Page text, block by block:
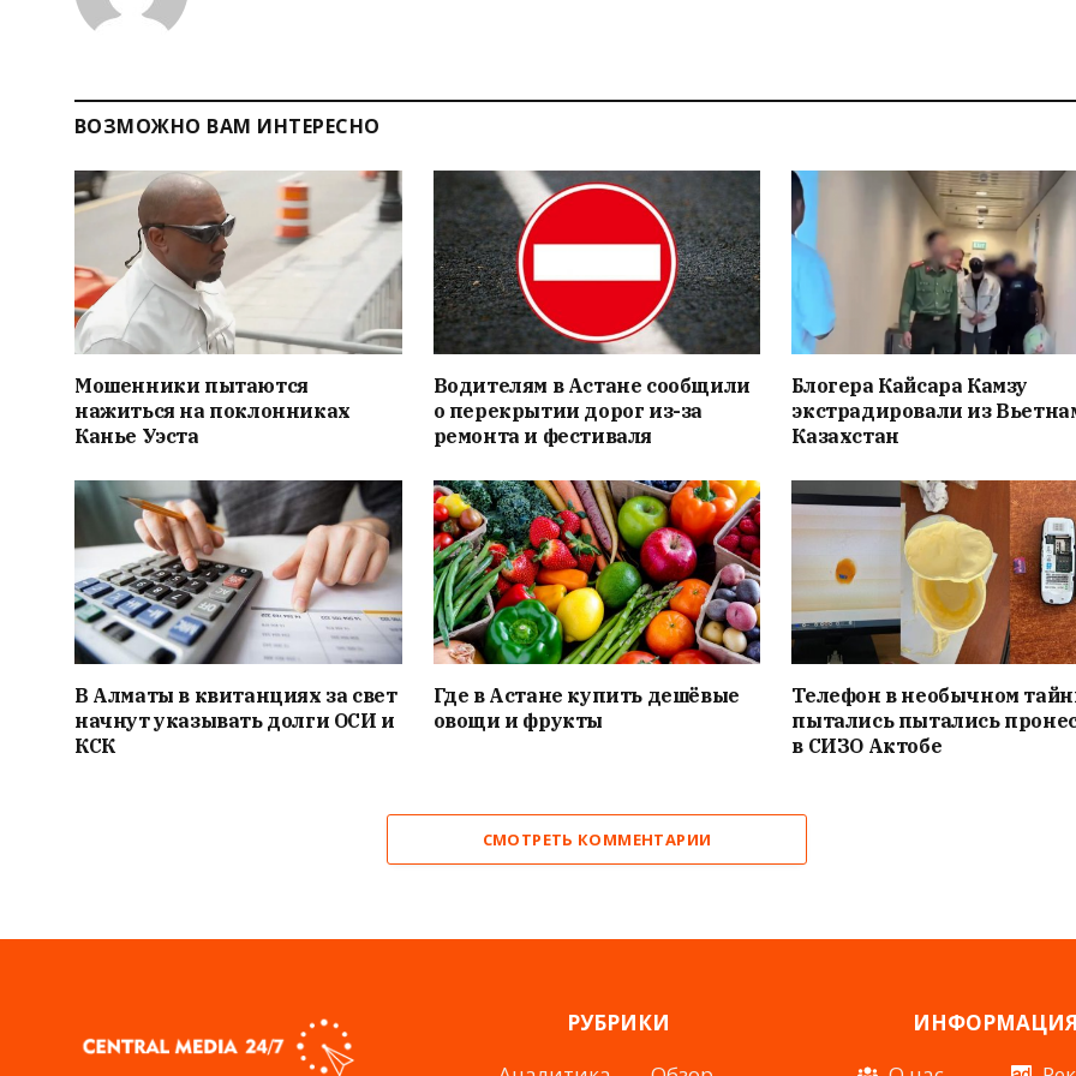
ВОЗМОЖНО ВАМ ИНТЕРЕСНО
Мошенники пытаются
нажиться на поклонниках
Канье Уэста
Водителям в Астане сообщили
о перекрытии дорог из-за
ремонта и фестиваля
Блогера Кайсара Камзу
экстрадировали из
Казахстан
В Алматы в квитанциях за свет
начнут указывать долги ОСИ и
КСК
Где в Астане купить дешёвые
овощи и фрукты
Телефон в необычном
пытались пытались
в СИЗО Актобе
СМОТРЕТЬ КОММЕНТАРИИ
РУБРИКИ